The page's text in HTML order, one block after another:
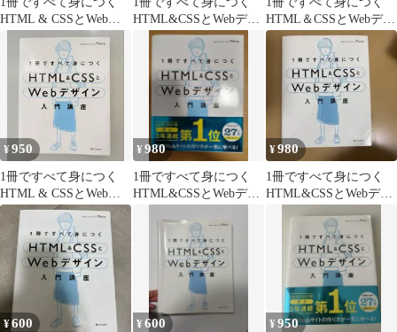
HTML & CSSとWebデ
ザイン入門講座／Mana
HTML&CSSとWebデザ
イン入門講座
HTML＆CSSとWebデザ
イン 入門講座
¥950
1冊ですべて身につく
HTML & CSSとWebデ
ザイン入門講座
¥980
1冊ですべて身につく
HTML&CSSとWebデザ
¥980
1冊ですべて身につく
HTML&CSSとWebデザ
¥600 ¥600 ¥950